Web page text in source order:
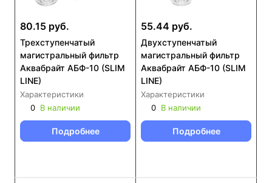
80.15 руб.
Трехступенчатый
магистральный фильтр
Аквабрайт АБФ-10 (SLIM
LINE)
Характеристики
0 В наличии
Подробнее
55.44 руб.
Двухступенчатый
магистральный фильтр
Аквабрайт АБФ-10 (SLIM
LINE)
Характеристики
0 В наличии
Подробнее